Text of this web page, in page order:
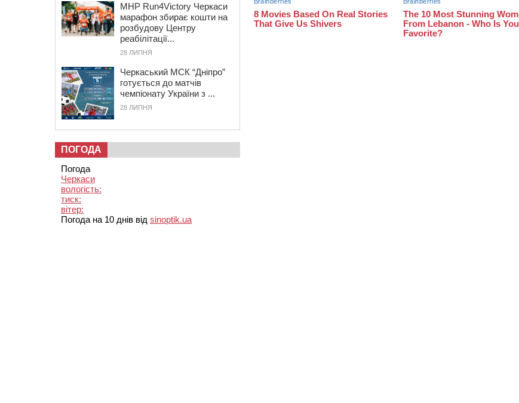
MHP Run4Victory Черкаси
марафон збирає кошти на
розбудову Центру
реабілітації...
28 ЛИПНЯ
Черкаський МСК “Дніпро”
готується до матчів
чемпіонату України з ...
28 ЛИПНЯ
ПОГОДА
Погода
Черкаси
вологість:
тиск:
вітер:
Погода на 10 днів від sinoptik.ua